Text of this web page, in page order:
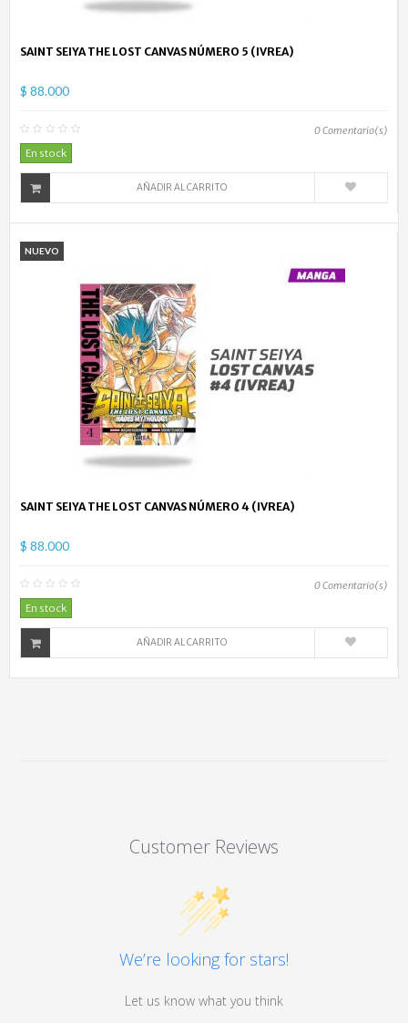
SAINT SEIYA THE LOST CANVAS NÚMERO 5 (IVREA)
$ 88.000
0Comentario(s)
En stock
AÑADIR AL CARRITO
NUEVO
SAINT SEIYA THE LOST CANVAS NÚMERO 4 (IVREA)
$ 88.000
0Comentario(s)
En stock
AÑADIR AL CARRITO
Customer Reviews
We’re looking for stars!
Let us know what you think